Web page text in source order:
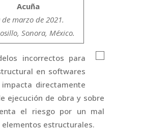
Acuña
de marzo de 2021.
Sonora, México.
incorrectos para
en softwares
impacta directamente
ejecución de obra y sobre
el riesgo por un mal
elementos estructurales.